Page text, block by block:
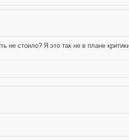
не стоило? Я это так не в плане